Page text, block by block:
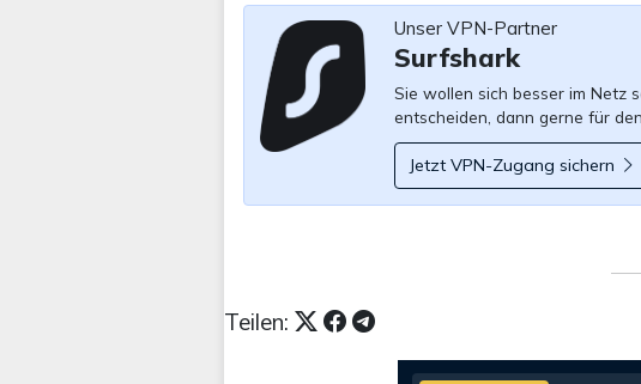
Unser VPN-Partner
Surfshark
Sie wollen sich besser im Netz
entscheiden, dann gerne für den
Jetzt VPN-Zugang sichern
Teilen: